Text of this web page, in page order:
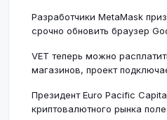
Разработчики MetaMask
срочно обновить браузер
VET теперь можно
магазинов, проект
Президент Euro Pacific
криптовалютного рынка